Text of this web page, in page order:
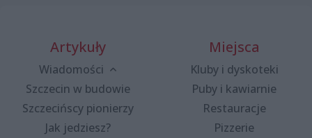
Artykuły
Wiadomości
Szczecin w budowie
Szczecińscy pionierzy
Jak jedziesz?
Miejsca
Kluby i dyskoteki
Puby i kawiarnie
Restauracje
Pizzerie